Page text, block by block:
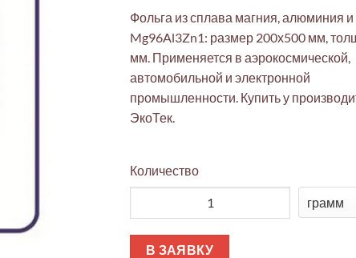
Фольга из сплава магния, алюминия и
Mg96Al3Zn1: размер 200х500 мм,
мм. Применяется в аэрокосмической,
автомобильной и электронной
промышленности. Купить у
ЭкоТек.
Количество
В ЗАЯВКУ